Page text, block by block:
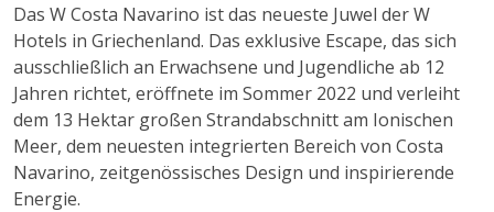
Das W Costa Navarino ist das neueste Juwel der W
Hotels in Griechenland. Das exklusive Escape, das sich
ausschließlich an Erwachsene und Jugendliche ab 12
Jahren richtet, eröffnete im Sommer 2022 und verleiht
dem 13 Hektar großen Strandabschnitt am Ionischen
Meer, dem neuesten integrierten Bereich von Costa
Navarino, zeitgenössisches Design und inspirierende
Energie.